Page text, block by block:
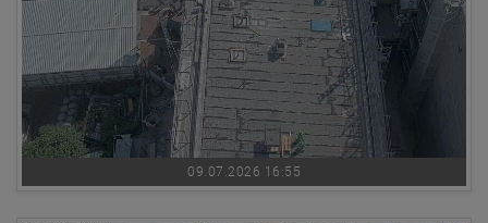
09.07.2026 16:55